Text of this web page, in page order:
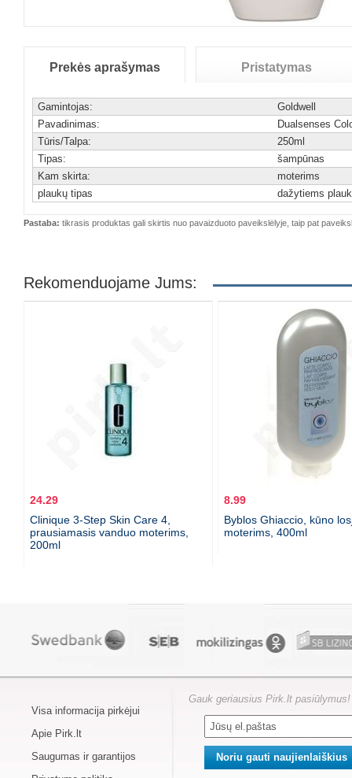
Prekės aprašymas Pristatymas
Gamintojas:
Goldwell
Pavadinimas:
Dualsenses
Tūris/Talpa:
250ml
Tipas:
šampūnas
Kam skirta:
moterims
plaukų tipas
dažytiems
Pastaba: tikrasis produktas gali skirtis nuo pavaizduoto paveikslėlyje, taip pat
Rekomenduojame Jums:
24.29
Clinique 3-Step Skin Care 4,
prausiamasis vanduo moterims,
200ml
8.99
Byblos Ghiaccio, kūno
moterims, 400ml
Visa informacija pirkėjui
Apie Pirk.lt
Saugumas ir garantijos
Gauk geriausius Pirk.lt pasiūlymus!